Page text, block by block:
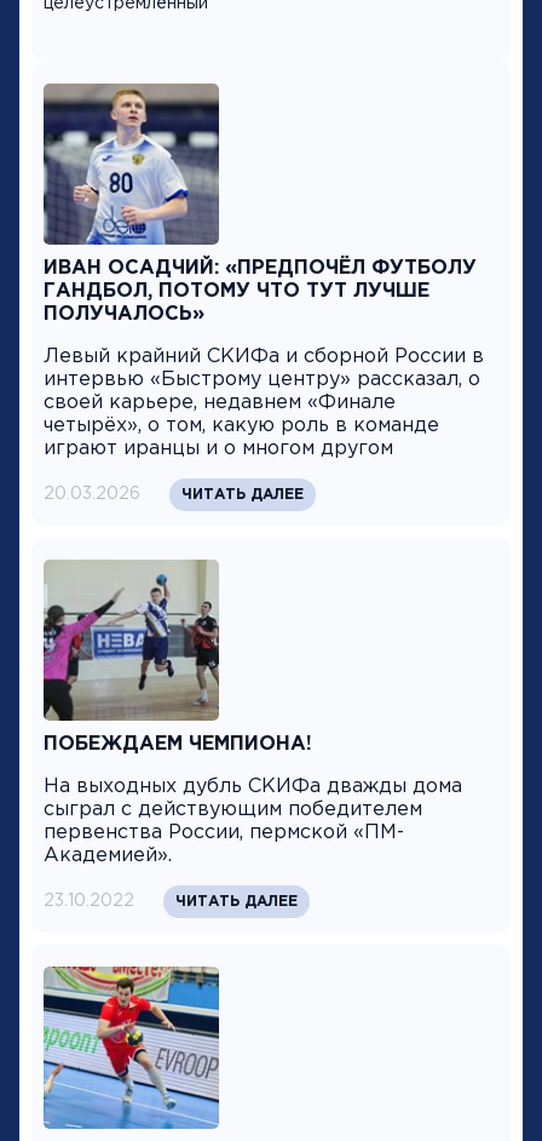
целеустремлённый
ИВАН ОСАДЧИЙ: «ПРЕДПОЧЁЛ ФУТБОЛУ
ГАНДБОЛ, ПОТОМУ ЧТО ТУТ ЛУЧШЕ
ПОЛУЧАЛОСЬ»
Левый крайний СКИФа и сборной России в
интервью «Быстрому центру» рассказал, о
своей карьере, недавнем «Финале
четырёх», о том, какую роль в команде
играют иранцы и о многом другом
20.03.2026 ЧИТАТЬ ДАЛЕЕ
ПОБЕЖДАЕМ ЧЕМПИОНА!
На выходных дубль СКИФа дважды дома
сыграл с действующим победителем
первенства России, пермской «ПМ-
Академией».
23.10.2022 ЧИТАТЬ ДАЛЕЕ